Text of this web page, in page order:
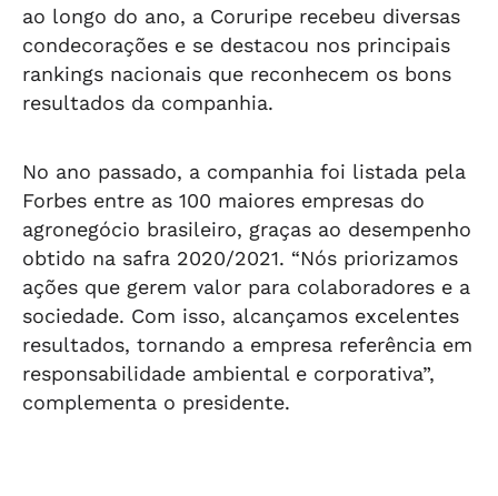
ao longo do ano, a Coruripe recebeu diversas
condecorações e se destacou nos principais
rankings nacionais que reconhecem os bons
resultados da companhia.
No ano passado, a companhia foi listada pela
Forbes entre as 100 maiores empresas do
agronegócio brasileiro, graças ao desempenho
obtido na safra 2020/2021. “Nós priorizamos
ações que gerem valor para colaboradores e a
sociedade. Com isso, alcançamos excelentes
resultados, tornando a empresa referência em
responsabilidade ambiental e corporativa”,
complementa o presidente.